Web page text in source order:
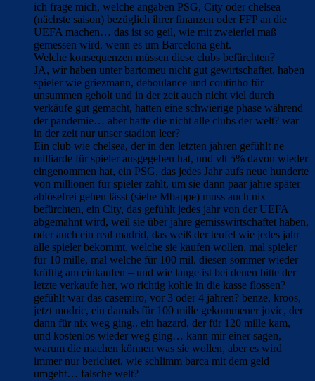
ich frage mich, welche angaben PSG, City oder chelsea
(nächste saison) bezüglich ihrer finanzen oder FFP an die
UEFA machen… das ist so geil, wie mit zweierlei maß
gemessen wird, wenn es um Barcelona geht.
Welche konsequenzen müssen diese clubs befürchten?
JA, wir haben unter bartomeu nicht gut gewirtschaftet, haben
spieler wie griezmann, deboulance und coutinho für
unsummen geholt und in der zeit auch nicht viel durch
verkäufe gut gemacht, hatten eine schwierige phase während
der pandemie… aber hatte die nicht alle clubs der welt? war
in der zeit nur unser stadion leer?
Ein club wie chelsea, der in den letzten jahren gefühlt ne
milliarde für spieler ausgegeben hat, und vlt 5% davon wieder
eingenommen hat, ein PSG, das jedes Jahr aufs neue hunderte
von millionen für spieler zahlt, um sie dann paar jahre später
ablösefrei gehen lässt (siehe Mbappe) muss auch nix
befürchten, ein City, das gefühlt jedes jahr von der UEFA
abgemahnt wird, weil sie über jahre gemisswirtschaftet haben,
oder auch ein real madrid, das weiß der teufel wie jedes jahr
alle spieler bekommt, welche sie kaufen wollen, mal spieler
für 10 mille, mal welche für 100 mil. diesen sommer wieder
kräftig am einkaufen – und wie lange ist bei denen bitte der
letzte verkaufe her, wo richtig kohle in die kasse flossen?
gefühlt war das casemiro, vor 3 oder 4 jahren? benze, kroos,
jetzt modric, ein damals für 100 mille gekommener jovic, der
dann für nix weg ging.. ein hazard, der für 120 mille kam,
und kostenlos wieder weg ging… kann mir einer sagen,
warum die machen können was sie wollen, aber es wird
immer nur berichtet, wie schlimm barca mit dem geld
umgeht… falsche welt?